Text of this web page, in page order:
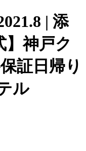
| 添
】神戸ク
証日帰り
ル